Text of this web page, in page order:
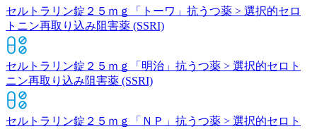
セルトラリン錠２５ｍｇ「トーワ」 抗うつ薬 > 選択的セロ
トニン再取り込み阻害薬 (SSRI)
セルトラリン錠２５ｍｇ「明治」 抗うつ薬 > 選択的セロト
ニン再取り込み阻害薬 (SSRI)
セルトラリン錠２５ｍｇ「ＮＰ」 抗うつ薬 > 選択的セロト